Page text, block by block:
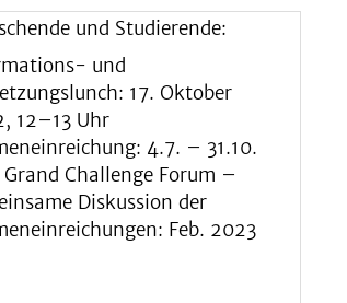
und Studierende:
und
17. Oktober
12–13 Uhr
4.7. – 31.10.
Challenge Forum –
Diskussion der
Feb. 2023